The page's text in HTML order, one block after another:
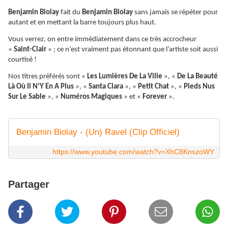
Benjamin Biolay fait du Benjamin Biolay sans jamais se répéter pour
autant et en mettant la barre toujours plus haut.
Vous verrez, on entre immédiatement dans ce très accrocheur
« Saint-Clair » ; ce n’est vraiment pas étonnant que l’artiste soit aussi
courtisé !
Nos titres préférés sont « Les Lumières De La Ville », « De La Beauté
Là Où Il N’Y En A Plus », « Santa Clara », « Petit Chat », « Pieds Nus
Sur Le Sable », « Numéros Magiques » et « Forever ».
Benjamin Biolay - (Un) Ravel (Clip Officiel)
https://www.youtube.com/watch?v=XhC8KnszoWY
Partager